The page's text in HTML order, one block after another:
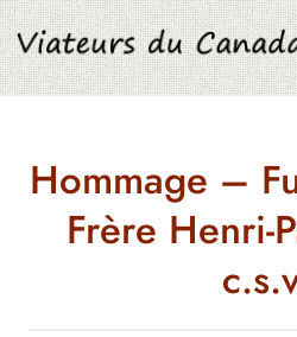
Aller
au
contenu
Hommage –
Frère Henri-